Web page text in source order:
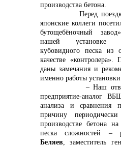
+7 (423) 234 50
производства бетона.
Перед поездкой
японские коллеги
бутощебёночный
нашей установке
кубовидного песка из
качестве «контролера».
даны замечания и
именно работы
– Наш
предприятие-аналог
анализа и сравнения
причину
производстве бетона
песка сложностей –
Беляев, заместитель